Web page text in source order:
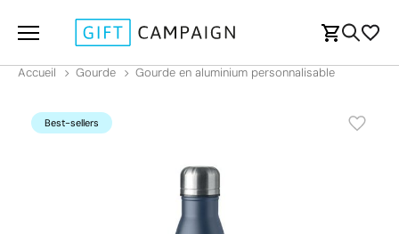
Accueil Gourde Gourde en aluminium personnalisable
Best-sellers